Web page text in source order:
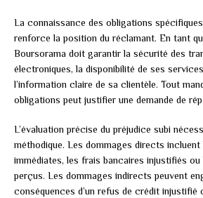
La connaissance des obligations
renforce la position du réclamant. En tant
Boursorama doit garantir la sécurité des
électroniques, la disponibilité de ses
l’information claire de sa clientèle. Tout
obligations peut justifier une demande de
L’évaluation précise du préjudice subi
méthodique. Les dommages directs
immédiates, les frais bancaires injustifiés
perçus. Les dommages indirects peuvent
conséquences d’un refus de crédit injustifié